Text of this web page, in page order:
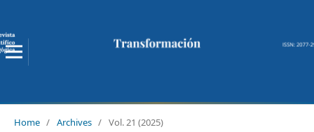
Home / Archives / Vol. 21 (2025)